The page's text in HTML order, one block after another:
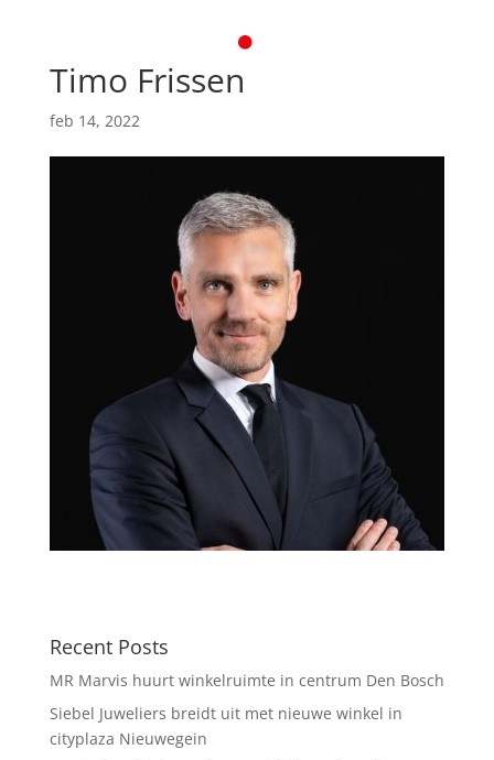
Timo Frissen
feb 14, 2022
Recent Posts
MR Marvis huurt winkelruimte in centrum Den Bosch
Siebel Juweliers breidt uit met nieuwe winkel in
cityplaza Nieuwegein